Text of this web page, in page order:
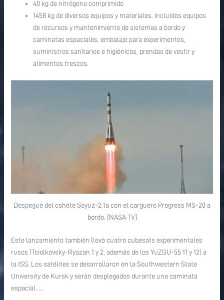
40 kg de nitrógeno comprimido
1458 kg de diversos equipos y materiales, incluidos equipos
de recursos y mantenimiento de sistemas a bordo y
caminatas espaciales, embalaje para experimentos,
suministros sanitarios e higiénicos, prendas de vestir y
alimentos frescos.
Despegue del cohete Soyuz-2.1a con el carguero Progress MS-20 a
bordo. [NASA TV]
Este lanzamiento también llevó cuatro cubesats experimentales
rusos (Tsiolkovsky-Ryazan 1 y 2, además de los YuZGU-55 11 y 12) a
la ISS. Los satélites se desarrollaron en la Southwestern State
University de Kursk y serán desplegados durante una caminata
espacial. …